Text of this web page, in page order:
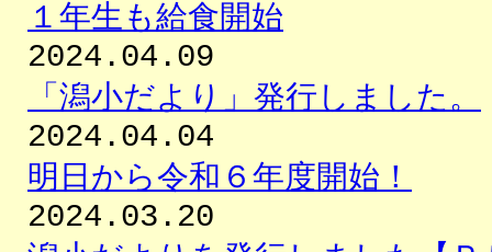
１年生も給食開始
2024.04.09
「潟小だより」発行しました。
2024.04.04
明日から令和６年度開始！
2024.03.20